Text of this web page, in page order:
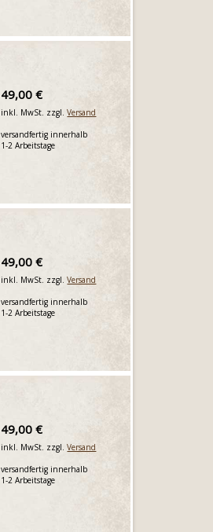
49,00 €
inkl. MwSt. zzgl.Versand
versandfertig innerhalb
1-2 Arbeitstage
49,00 €
inkl. MwSt. zzgl.Versand
versandfertig innerhalb
1-2 Arbeitstage
49,00 €
inkl. MwSt. zzgl.Versand
versandfertig innerhalb
1-2 Arbeitstage